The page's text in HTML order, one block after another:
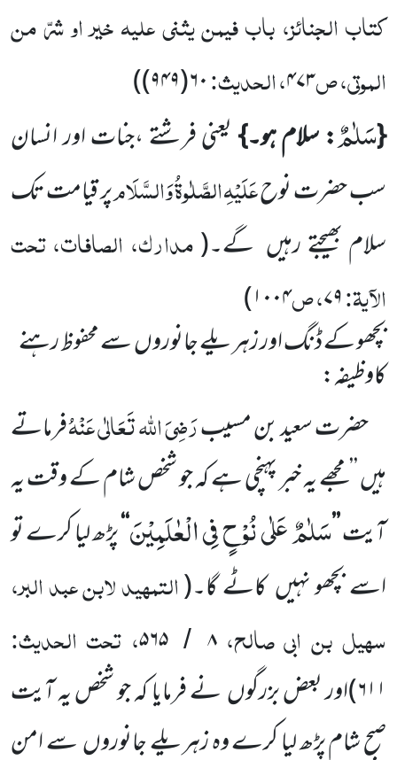
کتاب الجنائز، باب فیمن یثنی علیہ خیر او شرّ من
الموتی، ص۴۷۳، الحدیث:۶۰(۹۴۹)
)
{سَلٰمٌ: سلام ہو۔}یعنی فرشتے ،جنات اور انسان
سب حضرت نوحعَلَیْہِالصَّلٰوۃُوَالسَّلَامپر قیامت تک
سلام بھیجتےرہیں گے۔(مدارک، الصافات، تحت
الآیۃ:۷۹، ص۱۰۰۴)
بچھو کے ڈنگ اور زہریلے جانوروںسے محفوظ رہنے
کاوظیفہ:
حضرت سعید بن مسیبرَضِیَ اللہ تَعَالٰی عَنْہُفرماتے
ہیں ’’مجھے یہ خبر پہنچی ہے کہ جو شخص شام کے وقت یہ
آیت’’سَلٰمٌ عَلٰى نُوْحٍ فِی الْعٰلَمِیْنَ‘‘پڑھ لیا کرے تو
اسے بچھو نہیںکاٹے گا۔(التمہید لابن عبد البر،
سہیل بن ابی صالح،۸ /۵۶۵، تحت الحدیث:
۶۱۱)اور بعض بزرگوںنے فرمایا کہ جو شخص یہ آیت
صبح شام پڑھ لیا کرے وہ زہریلے جانوروںسے امن